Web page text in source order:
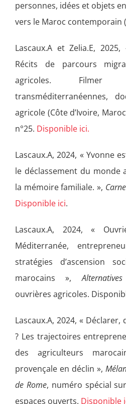
personnes, idées et objets
vers le Maroc contemporain
Lascaux.A et Zelia.E,
Récits de parcours
agricoles. Filmer
transméditerranéennes,
agricole (Côte d’Ivoire,
n°25. Disponible ici.
Lascaux.A, 2024, « Yvonne
le déclassement du monde
la mémoire familiale. »,
Disponible ici.
Lascaux.A, 2024, «
Méditerranée,
stratégies d’ascension
marocains »,
ouvrières agricoles.
Lascaux.A, 2024, «
? Les trajectoires
des agriculteurs
provençale en déclin »,
de Rome, numéro spécial
espaces ouverts. Disponible